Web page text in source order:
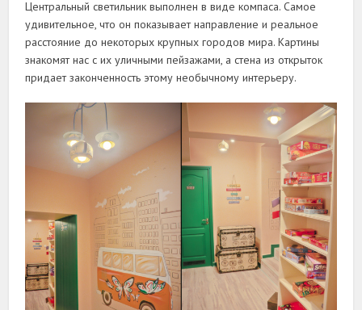
Центральный светильник выполнен в виде компаса. Самое
удивительное, что он показывает направление и реальное
расстояние до некоторых крупных городов мира. Картины
знакомят нас с их уличными пейзажами, а стена из открыток
придает законченность этому необычному интерьеру.